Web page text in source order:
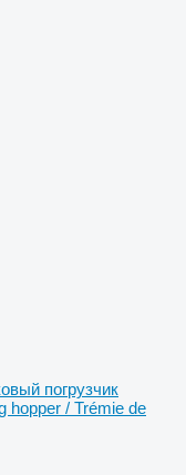
погрузчик
hopper / Trémie de